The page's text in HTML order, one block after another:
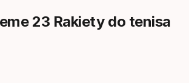
23 Rakiety do tenisa